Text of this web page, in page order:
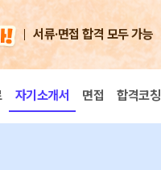
서류·면접 합격 모두 가능
자기소개서 면접 합격코칭